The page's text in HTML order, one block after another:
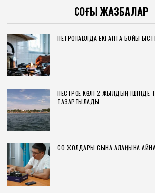
СОҢҒЫ ЖАЗБАЛАР
ПЕТРОПАВЛДА ЕКІ АПТА БОЙЫ
ПЕСТРОЕ КӨЛІ 2 ЖЫЛДЫҢ ІШІНДЕ
ТАЗАРТЫЛАДЫ
СҚО ЖОЛДАРЫ СЫНАҚ АЛАҢЫНА